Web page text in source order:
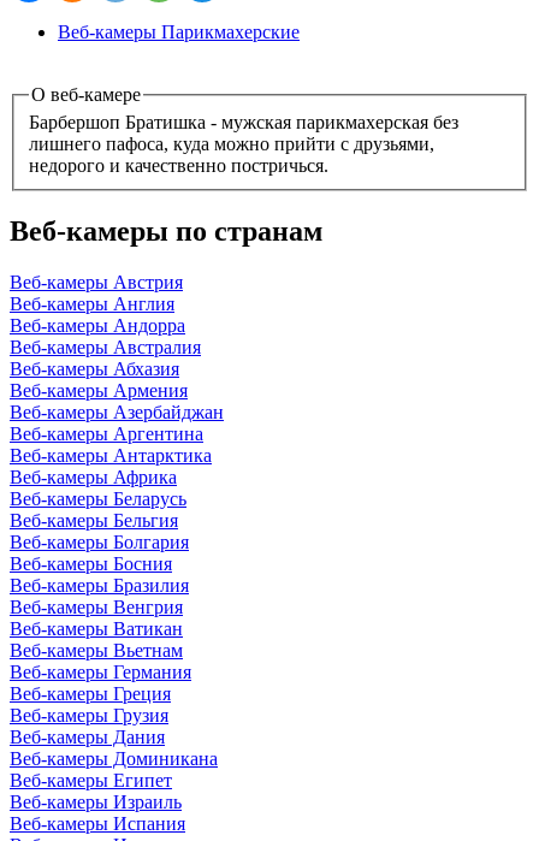
Веб-камеры Парикмахерские
О веб-камере
Барбершоп Братишка - мужская парикмахерская без
лишнего пафоса, куда можно прийти с друзьями,
недорого и качественно постричься.
Веб-камеры по странам
Веб-камеры Австрия
Веб-камеры Англия
Веб-камеры Андорра
Веб-камеры Австралия
Веб-камеры Абхазия
Веб-камеры Армения
Веб-камеры Азербайджан
Веб-камеры Аргентина
Веб-камеры Антарктика
Веб-камеры Африка
Веб-камеры Беларусь
Веб-камеры Бельгия
Веб-камеры Болгария
Веб-камеры Босния
Веб-камеры Бразилия
Веб-камеры Венгрия
Веб-камеры Ватикан
Веб-камеры Вьетнам
Веб-камеры Германия
Веб-камеры Греция
Веб-камеры Грузия
Веб-камеры Дания
Веб-камеры Доминикана
Веб-камеры Египет
Веб-камеры Израиль
Веб-камеры Испания